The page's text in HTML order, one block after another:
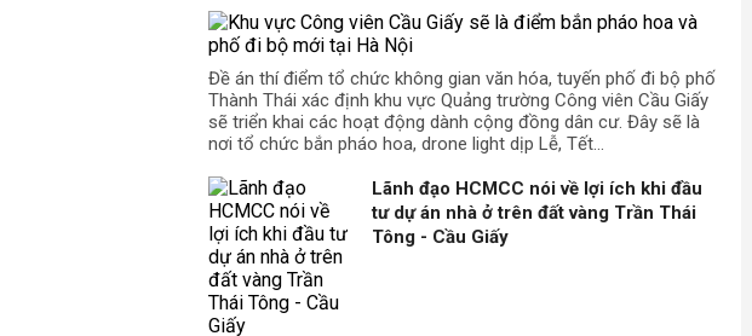
Đề án thí điểm tổ chức không gian văn hóa, tuyến phố đi bộ phố
Thành Thái xác định khu vực Quảng trường Công viên Cầu Giấy
sẽ triển khai các hoạt động dành cộng đồng dân cư. Đây sẽ là
nơi tổ chức bắn pháo hoa, drone light dịp Lễ, Tết...
Lãnh đạo HCMCC nói về lợi ích khi đầu
tư dự án nhà ở trên đất vàng Trần Thái
Tông - Cầu Giấy